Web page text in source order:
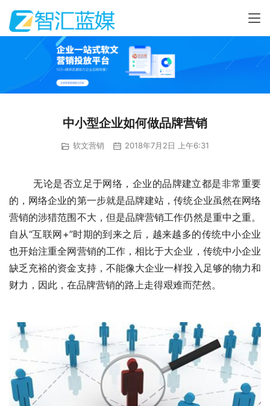
中小型企业如何做品牌营销
软文营销 2018年7月2日 上午6:31
	无论是否立足于网络，企业的品牌建立都是非常重要
的，网络企业的第一步就是品牌建站，传统企业虽然在网络
营销的涉猎范围不大，但是品牌营销工作仍然是重中之重。
自从“互联网+”时期的到来之后，越来越多的传统中小企业
也开始注重全网营销的工作，相比于大企业，传统中小企业
缺乏充裕的资金支持，不能像大企业一样投入足够的物力和
财力，因此，在品牌营销的路上走得艰难而茫然。